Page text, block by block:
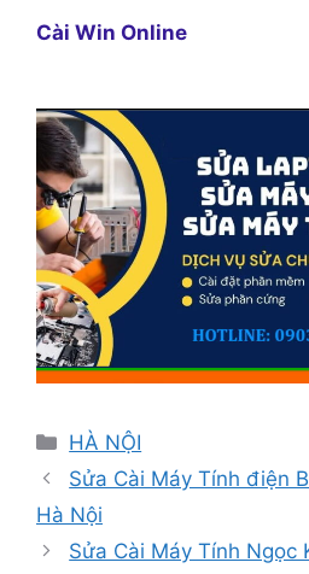
Cài Win Online
Danh
mục
HÀ NỘI
Sửa Cài Máy Tính điện
Hà Nội
Sửa Cài Máy Tính Ngọc